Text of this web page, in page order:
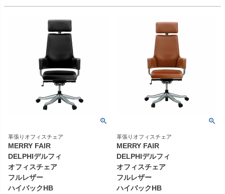
革張りオフィスチェア
MERRY FAIR
DELPHIデルフィ
オフィスチェア
フルレザー
ハイバックHB
革張りオフィスチェア
MERRY FAIR
DELPHIデルフィ
オフィスチェア
フルレザー
ハイバックHB